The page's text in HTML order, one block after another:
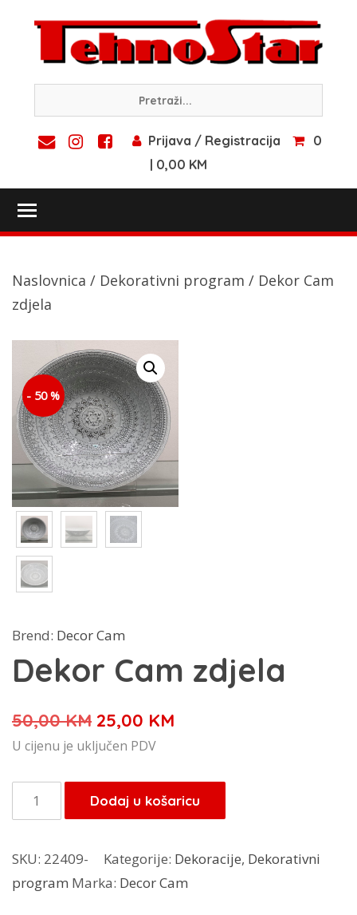
content
Prijava / Registracija
0
| 0,00 KM
Naslovnica / Dekorativni program / Dekor Cam
zdjela
- 50 %
Brend: Decor Cam
Dekor Cam zdjela
50,00KM Izvorna
cijena
je:
50,00 KM.
25,00 KM
25,00 KM.
U cijenu je uključen PDV
Dekor
Cam
količina
Dodaj u košaricu
SKU: 22409- Kategorije: Dekoracije, Dekorativni
program Marka: Decor Cam